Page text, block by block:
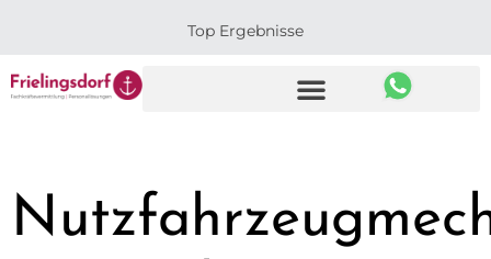
Top Ergebnisse